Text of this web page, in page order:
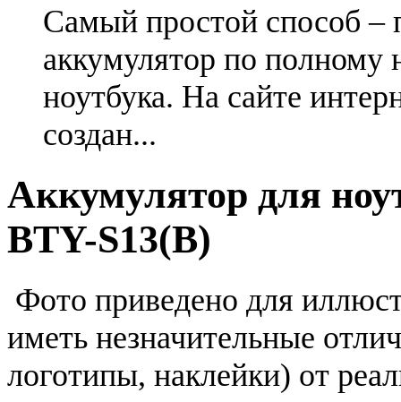
Самый простой способ –
аккумулятор по
ноутбука. На сайте
создан...
Аккумулятор для
BTY-S13(B)
Фото приведено для
иметь незначительные
логотипы, наклейки) от